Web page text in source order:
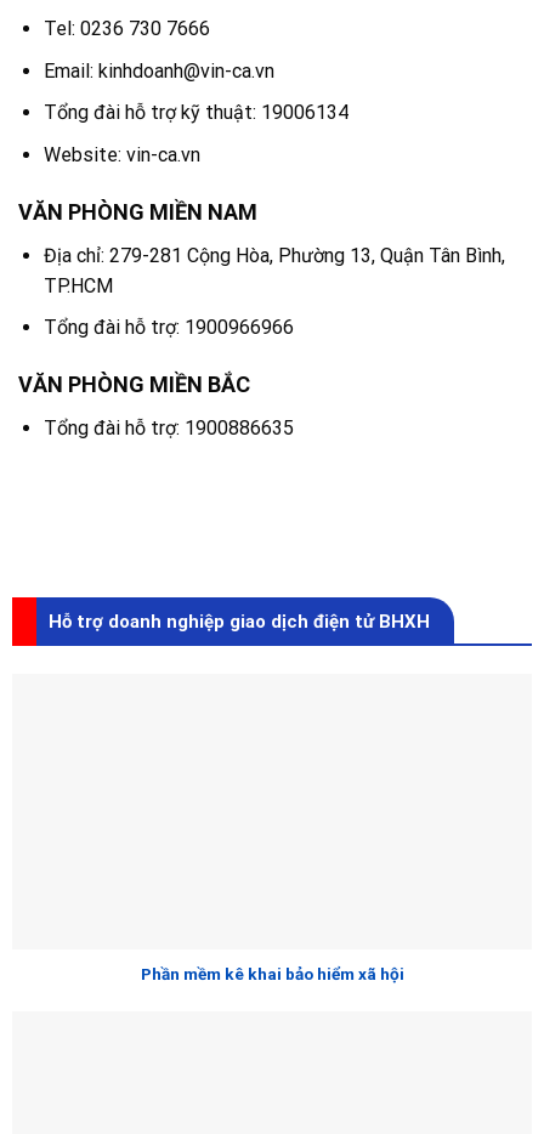
Tel: 0236 730 7666
Email: kinhdoanh@vin-ca.vn
Tổng đài hỗ trợ kỹ thuật: 19006134
Website: vin-ca.vn
VĂN PHÒNG MIỀN NAM
Địa chỉ: 279-281 Cộng Hòa, Phường 13, Quận Tân Bình,
TP.HCM
Tổng đài hỗ trợ: 1900966966
VĂN PHÒNG MIỀN BẮC
Tổng đài hỗ trợ: 1900886635
Hỗ trợ doanh nghiệp giao dịch điện tử BHXH
Phần mềm kê khai bảo hiểm xã hội